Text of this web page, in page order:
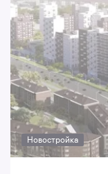
Новостройка